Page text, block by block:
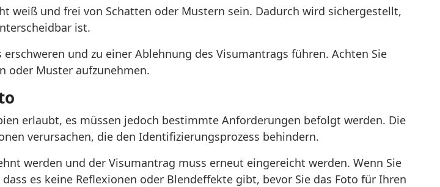
weiß und frei von Schatten oder Mustern sein. Dadurch wird sichergestellt,
ist.
und zu einer Ablehnung des Visumantrags führen. Achten Sie
oder Muster aufzunehmen.
erlaubt, es müssen jedoch bestimmte Anforderungen befolgt werden. Die
verursachen, die den Identifizierungsprozess behindern.
werden und der Visumantrag muss erneut eingereicht werden. Wenn Sie
es keine Reflexionen oder Blendeffekte gibt, bevor Sie das Foto für Ihren